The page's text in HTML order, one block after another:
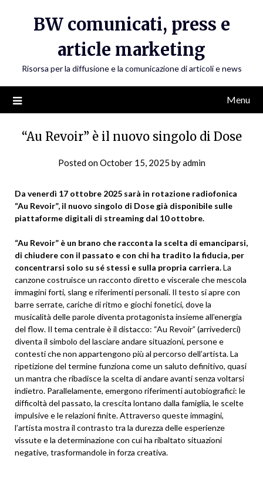
BW comunicati, press e
article marketing
Risorsa per la diffusione e la comunicazione di articoli e news
Menu
“Au Revoir” è il nuovo singolo di Dose
Posted onOctober 15, 2025 byadmin
Da venerdì 17 ottobre 2025 sarà in rotazione radiofonica
“Au Revoir”, il nuovo singolo di Dose già disponibile sulle
piattaforme digitali di streaming dal 10 ottobre.
“Au Revoir” è un brano che racconta la scelta di emanciparsi,
di chiudere con il passato e con chi ha tradito la fiducia, per
concentrarsi solo su sé stessi e sulla propria carriera.La
canzone costruisce un racconto diretto e viscerale che mescola
immagini forti, slang e riferimenti personali. Il testo si apre con
barre serrate, cariche di ritmo e giochi fonetici, dove la
musicalità delle parole diventa protagonista insieme all’energia
del flow. Il tema centrale è il distacco: “Au Revoir” (arrivederci)
diventa il simbolo del lasciare andare situazioni, persone e
contesti che non appartengono più al percorso dell’artista. La
ripetizione del termine funziona come un saluto definitivo, quasi
un mantra che ribadisce la scelta di andare avanti senza voltarsi
indietro. Parallelamente, emergono riferimenti autobiografici: le
difficoltà del passato, la crescita lontano dalla famiglia, le scelte
impulsive e le relazioni finite. Attraverso queste immagini,
l’artista mostra il contrasto tra la durezza delle esperienze
vissute e la determinazione con cui ha ribaltato situazioni
negative, trasformandole in forza creativa.